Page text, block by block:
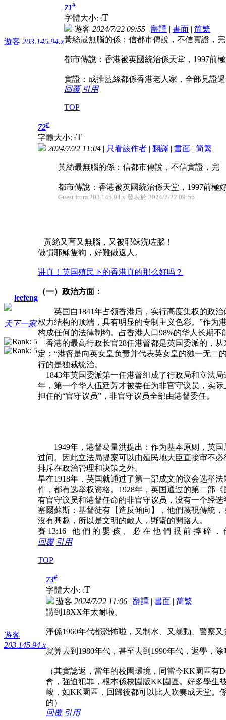
遊客 203.145.94.x
71#
字體大小: tT
遊客 2024/7/22 09:55 | 翻譯 | 書面 | 简繁
黃絲最無腦的係：信都市傳說，不信實證，完
都市傳說：香港被英國統治係天堂，1997前
實證：成推藍絲都係香港老人家，全部見證
回覆 引用
TOP
leefeng
天下一家
72#
字體大小: tT
2024/7/22 11:04 | 只看該作者 | 翻譯 | 書面 | 简繁
黃絲最無腦的係：信都市傳說，不信實證，完
都市傳說：香港被英國統治係天堂，1997前極
Guest from 203.145.94.x 發表於 2024/7/22 09:55
黃絲又盲又無腦，又被耶稣洗咗腦！
做慣耶稣隻狗，好難做返人。
讲真！英国殖民下的香港真的那么好吗？
（一）政治方面：
英国自1841年占领香港后，实行高度集权的政治
权力结构的顶端，具有明显的专制主义色彩。”作为
构成任何的法律制约。占香港人口98%的华人长期
香港的最高行政长官28任港督都是英国委派的，
定：“港督是向英女皇负责并代表英女皇的独一无二
行的是独裁统治。
1843年英国委派第一任港督组成了行政局和立法
年，第一个华人伍廷芳才被委任为非官守议员，实
担任的“官守议员”，非官守议员全部由港督委任。
1949年，港督葛量洪提出：作为基本原则，英国
过问。因此立法局提案可以由殖民地大臣直接审不
排斥在政治管理和决策之外。
早在1918年，英国就通过了第一部成文的议会选举
件，都有选举权资格。1928年，英国通过的第二部
有官守议员和港督任命的非官守议员，没有一个经
塞爾蘇斯：基督徒有【造反傾向】，他們蔑視傳統
沒有興趣，所以是文明的敵人，野蠻的開路人。
賽 13:16 他 們 的 嬰 孩 、 必 在 他 們 眼 前 摔 碎 ．
回覆 引用
TOP
遊客
203.145.94.x
73#
字體大小: tT
遊客 2024/7/22 11:06 | 翻譯 | 書面 | 简繁
講到18XX年太耐啦。
淨係1960年代都恐怖啦，又制水、又暴動、警察
就算去到1980年代，甚至去到1990年代，返學，
（其實諗返，當年的校園環境，同當今KK園區
會，強迫犯罪，根本係校園版KK園區。好多學生
峻，如KK園區，回歸後都可以比人吹奏成天堂。
的）
回覆 引用